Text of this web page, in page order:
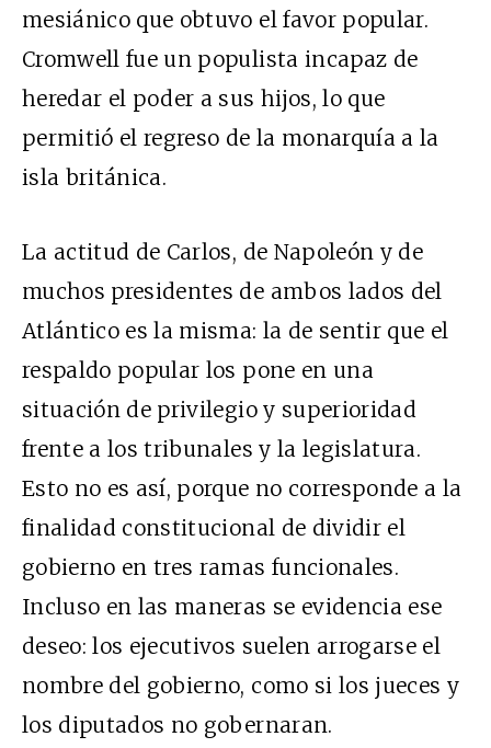
mesiánico que obtuvo el favor popular.
Cromwell fue un populista incapaz de
heredar el poder a sus hijos, lo que
permitió el regreso de la monarquía a la
isla británica.
La actitud de Carlos, de Napoleón y de
muchos presidentes de ambos lados del
Atlántico es la misma: la de sentir que el
respaldo popular los pone en una
situación de privilegio y superioridad
frente a los tribunales y la legislatura.
Esto no es así, porque no corresponde a la
finalidad constitucional de dividir el
gobierno en tres ramas funcionales.
Incluso en las maneras se evidencia ese
deseo: los ejecutivos suelen arrogarse el
nombre del gobierno, como si los jueces y
los diputados no gobernaran.